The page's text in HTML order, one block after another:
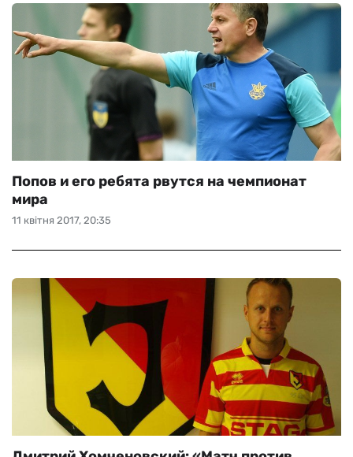
11 квітня 2017, 20:35
Попов и его ребята рвутся на чемпионат
мира